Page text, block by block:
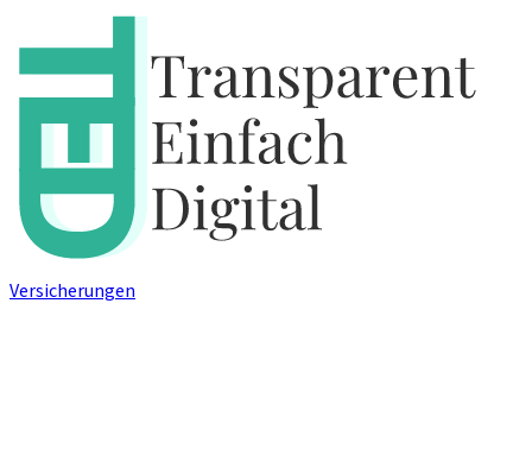
Versicherungen